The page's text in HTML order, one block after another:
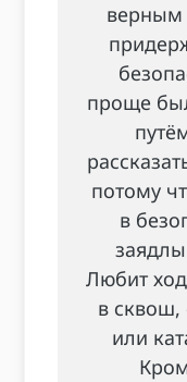
верным
проще
потому
в
Любит
в сквош,
или